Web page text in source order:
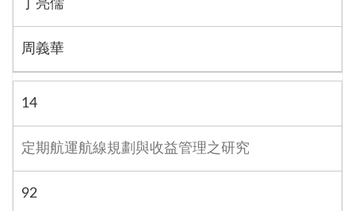
丁亮儒
周義華
14
定期航運航線規劃與收益管理之研究
92